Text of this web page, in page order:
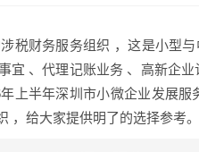
税财务服务组织 ，这是小型
宜 、代理记账业务 、高新企
上半年深圳市小微企业发展
，给大家提供明了的选择参考。